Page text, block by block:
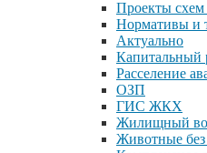
Проекты схем
Нормативы
Актуально
Капитальный
Расселение
ОЗП
ГИС ЖКХ
Жилищный
Животные без